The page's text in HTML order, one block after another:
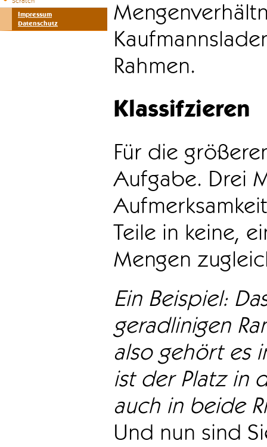
Impressum
Datenschutz
Rahmen.
Klassifzieren
Für die
Aufgabe. Drei
Teile in keine,
Mengen
Ein Beispiel:
geradlinigen
also gehört es
ist der Platz in
auch in beide
Und nun sind